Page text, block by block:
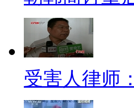
S型，身上的肌
这位俄罗斯“最萌
2. 最近南京地
A 活螃蟹
受害人律师